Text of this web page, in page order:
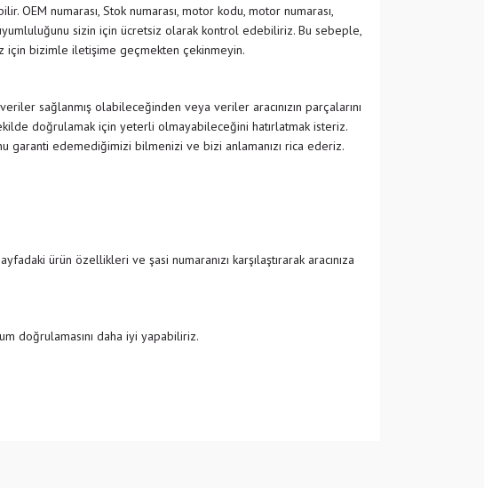
OEM numarası, Stok numarası, motor kodu, motor numarası,
uyumluluğunu sizin için ücretsiz olarak kontrol edebiliriz. Bu sebeple,
için bizimle iletişime geçmekten çekinmeyin.
sağlanmış olabileceğinden veya veriler aracınızın parçalarını
doğrulamak için yeterli olmayabileceğini hatırlatmak isteriz.
garanti edemediğimizi bilmenizi ve bizi anlamanızı rica ederiz.
ürün özellikleri ve şasi numaranızı karşılaştırarak aracınıza
doğrulamasını daha iyi yapabiliriz.